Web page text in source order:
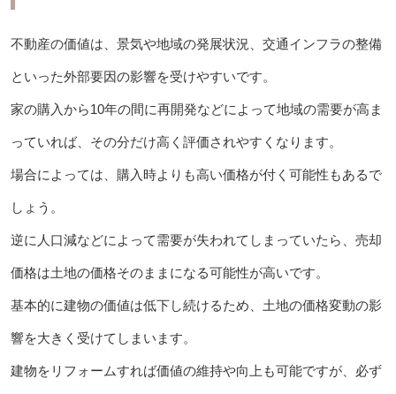
不動産の価値は、景気や地域の発展状況、交通インフラの整備
といった外部要因の影響を受けやすいです。
家の購入から10年の間に再開発などによって地域の需要が高ま
っていれば、その分だけ高く評価されやすくなります。
場合によっては、購入時よりも高い価格が付く可能性もあるで
しょう。
逆に人口減などによって需要が失われてしまっていたら、売却
価格は土地の価格そのままになる可能性が高いです。
基本的に建物の価値は低下し続けるため、土地の価格変動の影
響を大きく受けてしまいます。
建物をリフォームすれば価値の維持や向上も可能ですが、必ず